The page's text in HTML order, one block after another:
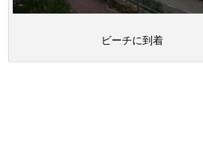
ビーチに到着